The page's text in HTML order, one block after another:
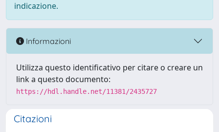
indicazione.
Informazioni
Utilizza questo identificativo per citare o creare un
link a questo documento:
https://hdl.handle.net/11381/2435727
Citazioni